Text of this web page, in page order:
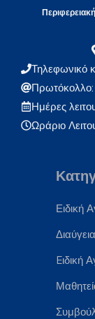
Τηλεφωνικό
Πρωτόκολλο:
Ημέρες
Ωράριο
Ειδική
Διαύγεια
Eιδική